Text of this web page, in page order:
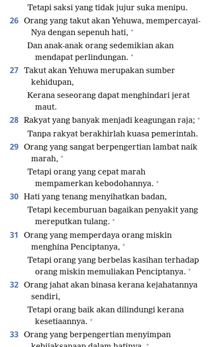
Tetapi saksi yang tidak jujur suka menipu.
26 Orang yang takut akan Yehuwa, mempercayai-
Nya dengan sepenuh hati, +
Dan anak-anak orang sedemikian akan
mendapat perlindungan. +
27 Takut akan Yehuwa merupakan sumber
kehidupan,
Kerana seseorang dapat menghindari jerat
maut.
28 Rakyat yang banyak menjadi keagungan raja; +
Tanpa rakyat berakhirlah kuasa pemerintah.
29 Orang yang sangat berpengertian lambat naik
marah, +
Tetapi orang yang cepat marah
mempamerkan kebodohannya. +
30 Hati yang tenang menyihatkan badan,
Tetapi kecemburuan bagaikan penyakit yang
mereputkan tulang. +
31
Orang yang memperdaya orang miskin
menghina Penciptanya, +
Tetapi orang yang berbelas kasihan terhadap
orang miskin memuliakan Penciptanya. +
32 Orang jahat akan binasa kerana kejahatannya
sendiri,
Tetapi orang baik akan dilindungi kerana
kesetiaannya. +
33 Orang yang berpengertian menyimpan
+